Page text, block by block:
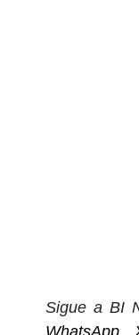
Sigue a BI
WhatsApp,